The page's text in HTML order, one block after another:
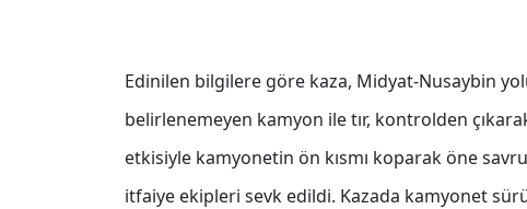
Edinilen bilgilere göre kaza, Midyat-Nusaybin
belirlenemeyen kamyon ile tır, kontrolden
etkisiyle kamyonetin ön kısmı koparak öne
itfaiye ekipleri sevk edildi. Kazada kamyonet